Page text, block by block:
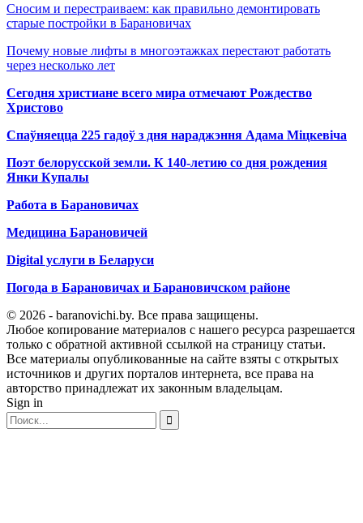
Сносим и перестраиваем: как правильно демонтировать
старые постройки в Барановичах
Почему новые лифты в многоэтажках перестают работать
через несколько лет
Сегодня христиане всего мира отмечают Рождество
Христово
Спаўняецца 225 гадоў з дня нараджэння Адама Міцкевіча
Поэт белорусской земли. К 140-летию со дня рождения
Янки Купалы
Работа в Барановичах
Медицина Барановичей
Digital услуги в Беларуси
Погода в Барановичах и Барановичском районе
© 2026 - baranovichi.by. Все права защищены.
Любое копирование материалов с нашего ресурса разрешается
только с обратной активной ссылкой на страницу статьи.
Все материалы опубликованные на сайте взяты с открытых
источников и других порталов интернета, все права на
авторство принадлежат их законным владельцам.
Sign in